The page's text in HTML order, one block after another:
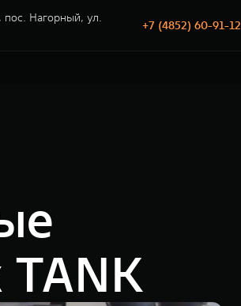
пос. Нагорный, ул.
+7 (4852) 60-91-12
TANK